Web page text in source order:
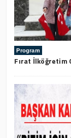
Program
Fırat İlköğretim